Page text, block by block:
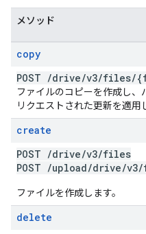
メソッド
copy
POST /drive/v3/files/
ファイルのコピーを作成し、
リクエストされた更新を適用
create
POST /drive/v3/files
POST /upload/drive/v3/
ファイルを作成します。
delete